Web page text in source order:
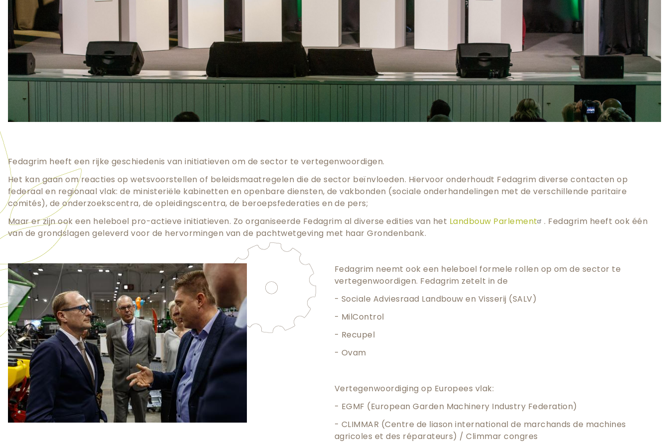
Fedagrim heeft een rijke geschiedenis van initiatieven om de sector te vertegenwoordigen.
Het kan gaan om reacties op wetsvoorstellen of beleidsmaatregelen die de sector beïnvloeden. Hiervoor onderhoudt Fedagrim diverse contacten op
federaal en regionaal vlak: de ministeriële kabinetten en openbare diensten, de vakbonden (sociale onderhandelingen met de verschillende paritaire
comités), de onderzoekscentra, de opleidingscentra, de beroepsfederaties en de pers;
Maar er zijn ook een heleboel pro-actieve initiatieven. Zo organiseerde Fedagrim al diverse edities van het Landbouw Parlement
. Fedagrim heeft ook één
van de grondslagen geleverd voor de hervormingen van de pachtwetgeving met haar Grondenbank.
Teaser
afbeelding
Fedagrim neemt ook een heleboel formele rollen op om de sector te
vertegenwoordigen. Fedagrim zetelt in de
- Sociale Adviesraad Landbouw en Visserij (SALV)
- MilControl
- Recupel
- Ovam
Vertegenwoordiging op Europees vlak:
- EGMF (European Garden Machinery Industry Federation)
- CLIMMAR (Centre de liason international de marchands de machines
agricoles et des réparateurs) / Climmar congres